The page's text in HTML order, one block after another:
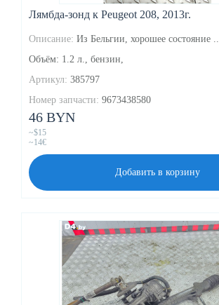
Лямбда-зонд к Peugeot 208, 2013г.
Описание: Из Бельгии, хорошее состояние ..
Объём: 1.2 л., бензин,
Артикул: 385797
Номер запчасти: 9673438580
46 BYN
~$15
~14€
Добавить в корзину